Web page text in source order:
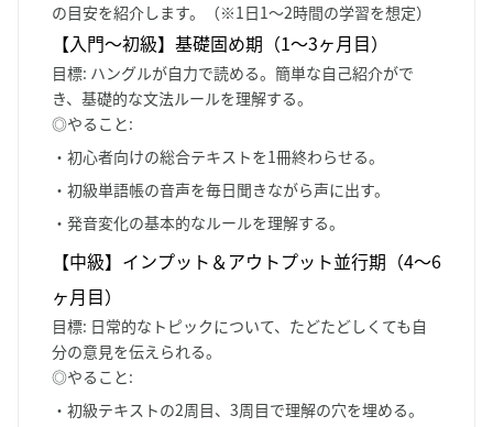
の目安を紹介します。（※1日1〜2時間の学習を想定）
【入門〜初級】基礎固め期（1〜3ヶ月目）
目標: ハングルが自力で読める。簡単な自己紹介がで
き、基礎的な文法ルールを理解する。
◎やること:
・初心者向けの総合テキストを1冊終わらせる。
・初級単語帳の音声を毎日聞きながら声に出す。
・発音変化の基本的なルールを理解する。
【中級】インプット＆アウトプット並行期（4〜6
ヶ月目）
目標: 日常的なトピックについて、たどたどしくても自
分の意見を伝えられる。
◎やること:
・初級テキストの2周目、3周目で理解の穴を埋める。